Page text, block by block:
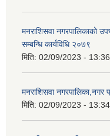
मनराशिसवा नगरपालिकाको
सम्बन्धि कार्यविधि २०७९
मिति: 02/09/2023 - 13:36
मनराशिसवा नगरपालिका,नगर
मिति: 02/09/2023 - 13:34